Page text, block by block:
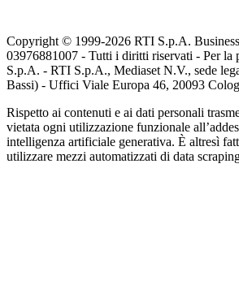
Copyright © 1999-2026 RTI S.p.A.
03976881007 - Tutti i diritti riservati - Per la
S.p.A. - RTI S.p.A., Mediaset N.V., sede
Bassi) - Uffici Viale Europa 46, 20093
Rispetto ai contenuti e ai dati personali
vietata ogni utilizzazione funzionale
intelligenza artificiale generativa. È altresì
utilizzare mezzi automatizzati di data